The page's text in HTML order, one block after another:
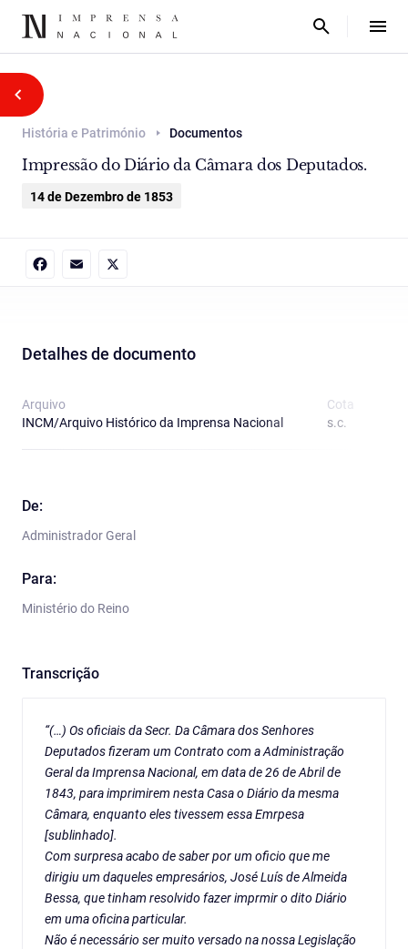
História e Património Documentos
Impressão do Diário da Câmara dos Deputados.
14 de Dezembro de 1853
Detalhes de documento
Arquivo
INCM/Arquivo Histórico da Imprensa Nacional
Cota
s.c.
De:
Administrador Geral
Para:
Ministério do Reino
Transcrição
“(…) Os oficiais da Secr. Da Câmara dos Senhores
Deputados fizeram um Contrato com a Administração
Geral da Imprensa Nacional, em data de 26 de Abril de
1843, para imprimirem nesta Casa o Diário da mesma
Câmara, enquanto eles tivessem essa Emrpesa
[sublinhado].
Com surpresa acabo de saber por um oficio que me
dirigiu um daqueles empresários, José Luís de Almeida
Bessa, que tinham resolvido fazer imprmir o dito Diário
em uma oficina particular.
Não é necessário ser muito versado na nossa Legislação